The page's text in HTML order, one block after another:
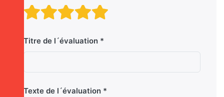
Rating: 4 out of 5
Rating: 3 out of 5
Rating: 2 out of 5 stars.
Rating: 1 out of 5 stars.
Titre de l´évaluation
Texte de l´évaluation